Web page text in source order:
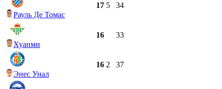
Рауль Де Томас
17 5 34
Хуанми
16 33
Энес Унал
16 2 37